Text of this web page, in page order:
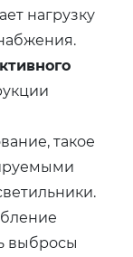
нагрузку
такое
выбросы